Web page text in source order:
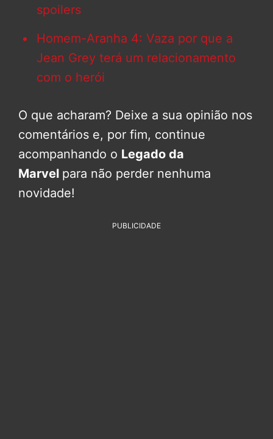
spoilers
Homem-Aranha 4: Vaza por que a
Jean Grey terá um relacionamento
com o herói
O que acharam? Deixe a sua opinião nos
comentários e, por fim, continue
acompanhando o Legado da
Marvel para não perder nenhuma
novidade!
PUBLICIDADE